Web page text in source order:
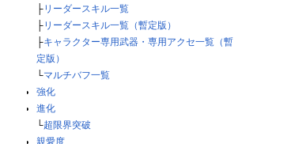
├リーダースキル一覧
├リーダースキル一覧（暫定版）
├キャラクター専用武器・専用アクセ一覧（暫
定版）
└マルチバフ一覧
強化
進化
└超限界突破
親愛度